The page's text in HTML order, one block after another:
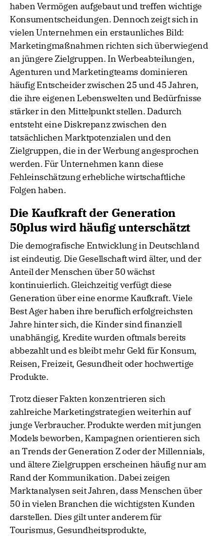
haben Vermögen aufgebaut und treffen wichtige
Konsumentscheidungen. Dennoch zeigt sich in
vielen Unternehmen ein erstaunliches Bild:
Marketingmaßnahmen richten sich überwiegend
an jüngere Zielgruppen. In Werbeabteilungen,
Agenturen und Marketingteams dominieren
häufig Entscheider zwischen 25 und 45 Jahren,
die ihre eigenen Lebenswelten und Bedürfnisse
stärker in den Mittelpunkt stellen. Dadurch
entsteht eine Diskrepanz zwischen den
tatsächlichen Marktpotenzialen und den
Zielgruppen, die in der Werbung angesprochen
werden. Für Unternehmen kann diese
Fehleinschätzung erhebliche wirtschaftliche
Folgen haben.
Die Kaufkraft der Generation
50plus wird häufig unterschätzt
Die demografische Entwicklung in Deutschland
ist eindeutig. Die Gesellschaft wird älter, und der
Anteil der Menschen über 50 wächst
kontinuierlich. Gleichzeitig verfügt diese
Generation über eine enorme Kaufkraft. Viele
Best Ager haben ihre beruflich erfolgreichsten
Jahre hinter sich, die Kinder sind finanziell
unabhängig, Kredite wurden oftmals bereits
abbezahlt und es bleibt mehr Geld für Konsum,
Reisen, Freizeit, Gesundheit oder hochwertige
Produkte.
Trotz dieser Fakten konzentrieren sich
zahlreiche Marketingstrategien weiterhin auf
junge Verbraucher. Produkte werden mit jungen
Models beworben, Kampagnen orientieren sich
an Trends der Generation Z oder der Millennials,
und ältere Zielgruppen erscheinen häufig nur am
Rand der Kommunikation. Dabei zeigen
Marktanalysen seit Jahren, dass Menschen über
50 in vielen Branchen die wichtigsten Kunden
darstellen. Dies gilt unter anderem für
Tourismus, Gesundheitsprodukte,